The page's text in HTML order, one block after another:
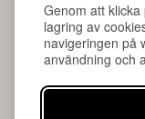
Genom att
lagring av
navigeringen på
användning och